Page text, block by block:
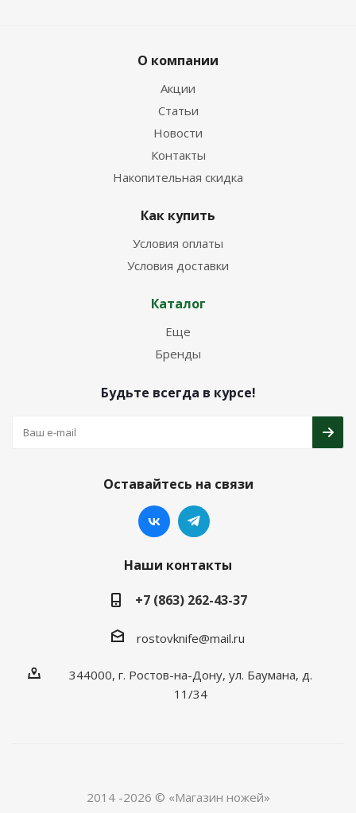
О компании
Акции
Статьи
Новости
Контакты
Накопительная скидка
Как купить
Условия оплаты
Условия доставки
Каталог
Еще
Бренды
Будьте всегда в курсе!
Оставайтесь на связи
Наши контакты
+7 (863) 262-43-37
rostovknife@mail.ru
344000, г. Ростов-на-Дону, ул. Баумана, д.
11/34
2014 -2026 © «Магазин ножей»